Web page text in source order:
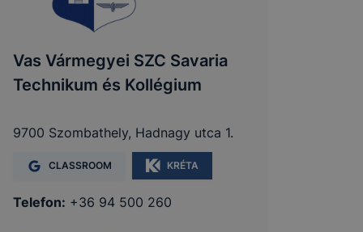
Vas Vármegyei SZC Savaria
Technikum és Kollégium
9700 Szombathely, Hadnagy utca 1.
CLASSROOM KRÉTA
Telefon: +36 94 500 260